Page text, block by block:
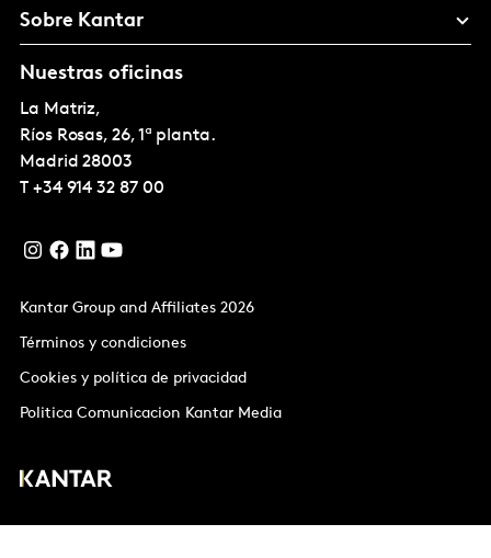
Sobre Kantar
Nuestras oficinas
La Matriz,
Ríos Rosas, 26, 1ª planta.
Madrid 28003
T +34 914 32 87 00
Kantar Group and Affiliates 2026
Términos y condiciones
Cookies y política de privacidad
Politica Comunicacion Kantar Media